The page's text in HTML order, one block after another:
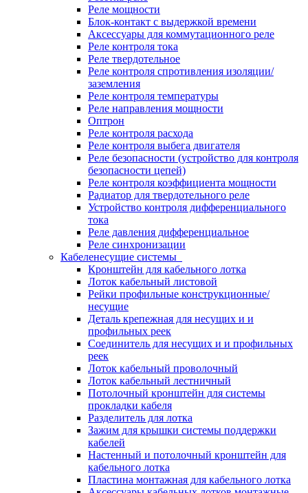
Реле мощности
Блок-контакт с выдержкой времени
Аксессуары для коммутационного реле
Реле контроля тока
Реле твердотельное
Реле контроля спротивления изоляции/
заземления
Реле контроля температуры
Реле направления мощности
Оптрон
Реле контроля расхода
Реле контроля выбега двигателя
Реле безопасности (устройство для контроля
безопасности цепей)
Реле контроля коэффициента мощности
Радиатор для твердотельного реле
Устройство контроля дифференциального
тока
Реле давления дифференциальное
Реле синхронизации
Кабеленесущие системы
Кронштейн для кабельного лотка
Лоток кабельный листовой
Рейки профильные конструкционные/
несущие
Деталь крепежная для несущих и и
профильных реек
Соединитель для несущих и и профильных
реек
Лоток кабельный проволочный
Лоток кабельный лестничный
Потолочный кронштейн для системы
прокладки кабеля
Разделитель для лотка
Зажим для крышки системы поддержки
кабелей
Настенный и потолочный кронштейн для
кабельного лотка
Пластина монтажная для кабельного лотка